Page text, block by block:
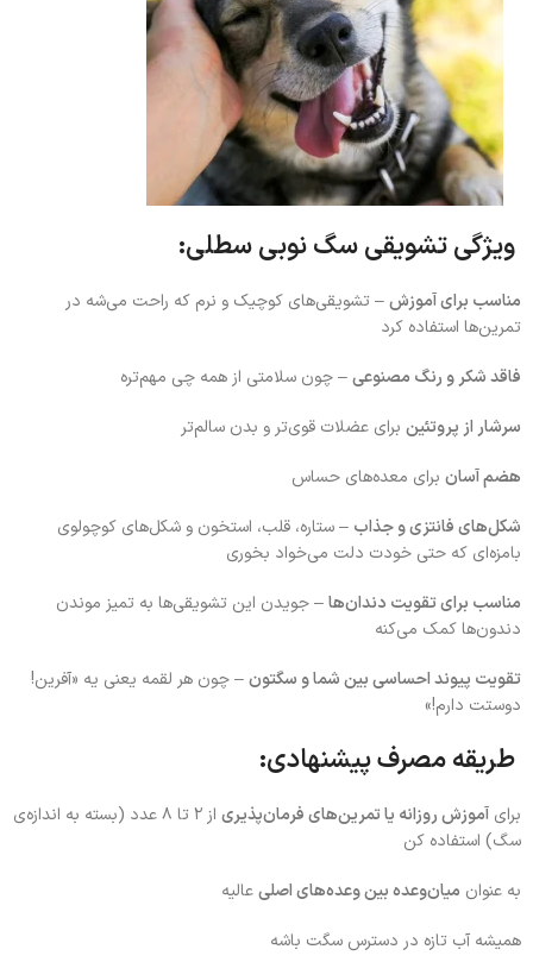
ویژگی‌ تشویقی سگ نوبی سطلی:
مناسب برای آموزش– تشویقی‌های کوچیک و نرم که راحت می‌شه در
تمرین‌ها استفاده کرد
فاقد شکر و رنگ مصنوعی– چون سلامتی از همه چی مهم‌تره
سرشار از پروتئین برای عضلات قوی‌تر و بدن سالم‌تر
هضم آسان برای معده‌های حساس
شکل‌های فانتزی و جذاب – ستاره، قلب، استخون و شکل‌های کوچولوی
بامزه‌ای که حتی خودت دلت می‌خواد بخوری
مناسب برای تقویت دندان‌ها– جویدن این تشویقی‌ها به تمیز موندن
دندون‌ها کمک می‌کنه
تقویت پیوند احساسی بین شما و سگتون– چون هر لقمه یعنی یه «آفرین!
دوستت دارم!»
طریقه مصرف پیشنهادی:
برای آموزش روزانه یا تمرین‌های فرمان‌پذیری
از ۲ تا ۸ عدد (بسته به اندازه‌ی
سگ) استفاده کن
به عنوان میان‌وعده بین وعده‌های اصلیعالیه
همیشه آب تازه در دسترس سگت باشه